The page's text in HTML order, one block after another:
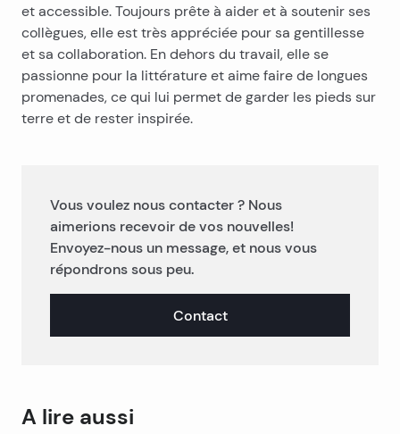
et accessible. Toujours prête à aider et à soutenir ses
collègues, elle est très appréciée pour sa gentillesse
et sa collaboration. En dehors du travail, elle se
passionne pour la littérature et aime faire de longues
promenades, ce qui lui permet de garder les pieds sur
terre et de rester inspirée.
Vous voulez nous contacter ? Nous
aimerions recevoir de vos nouvelles!
Envoyez-nous un message, et nous vous
répondrons sous peu.
Contact
A lire aussi